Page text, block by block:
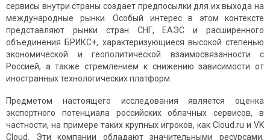
сервисы внутри страны создает предпосылки для их выхода на
международные рынки. Особый интерес в этом контексте
представляют рынки стран СНГ, ЕАЭС и расширенного
объединения БРИКС+, характеризующиеся высокой степенью
экономической и геополитической взаимосвязанности с
Россией, а также стремлением к снижению зависимости от
иностранных технологических платформ.
Предметом настоящего исследования является оценка
экспортного потенциала российских облачных сервисов, в
частности, на примере таких крупных игроков, как Cloud.ru и VK
Cloud. Эти компании обладают значительными ресурсами,